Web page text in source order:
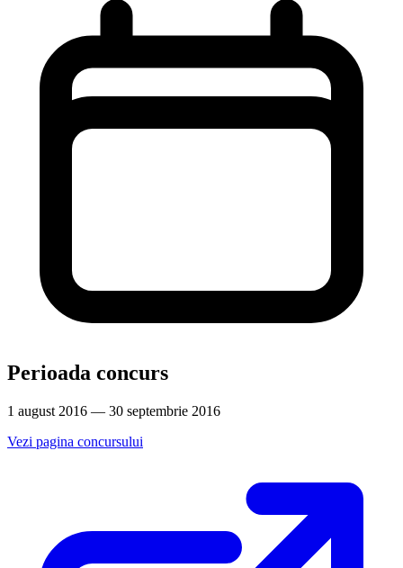
Perioada concurs
1 august 2016 — 30 septembrie 2016
Vezi pagina concursului